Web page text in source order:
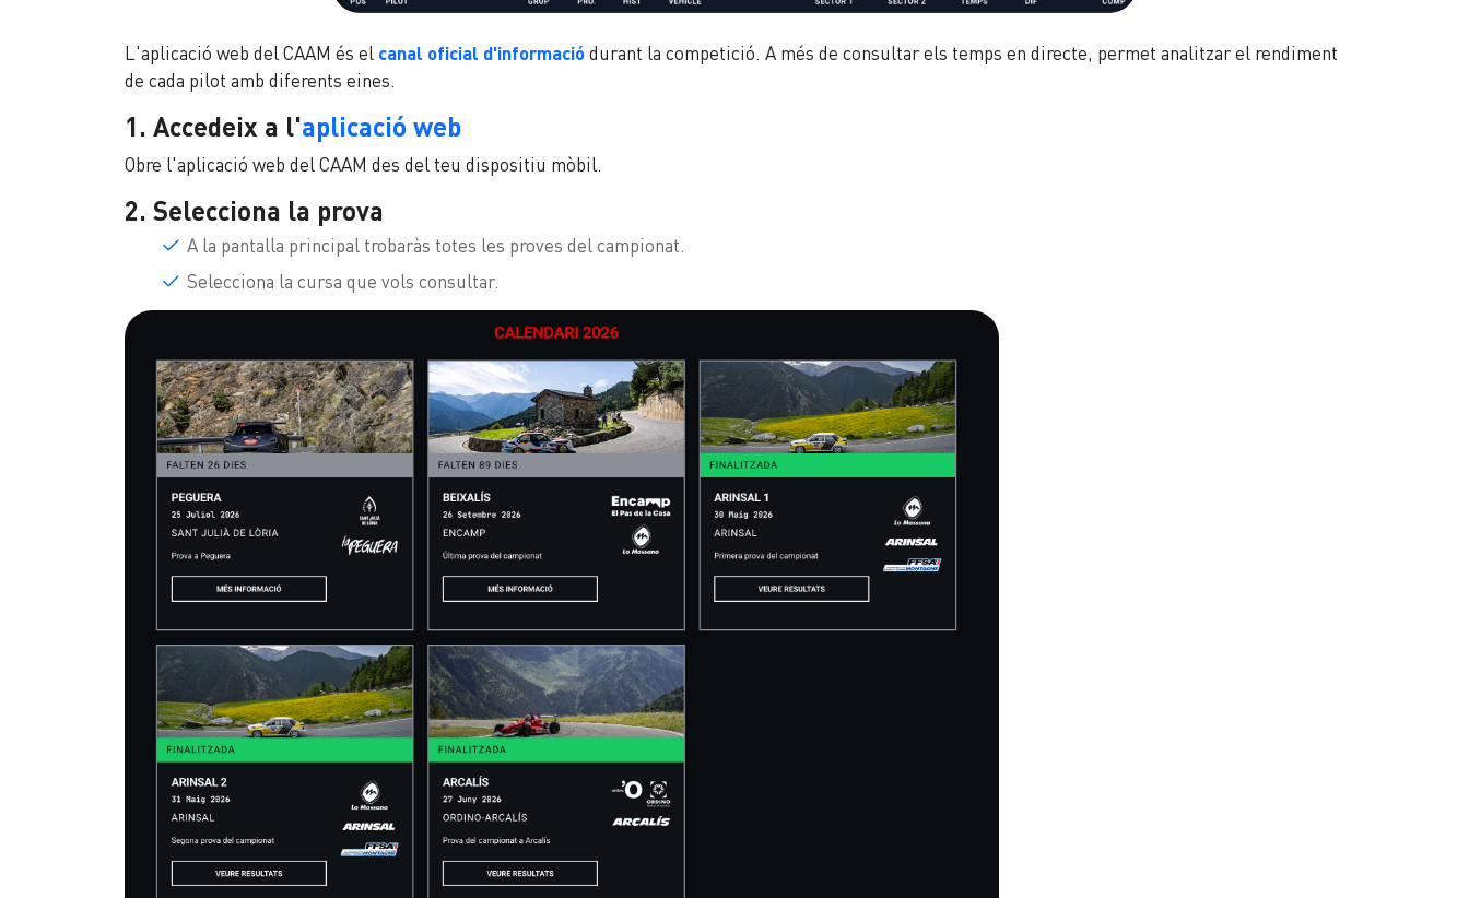
L'aplicació web del CAAM és el canal oficial d'informaciódurant la competició. A més de consultar els temps en directe, permet analitzar el rendiment
de cada pilot amb diferents eines.
1. Accedeix a l'aplicació web
Obre l'aplicació web del CAAM des del teu dispositiu mòbil.
2. Selecciona la prova
A la pantalla principal trobaràs totes les proves del campionat.
Selecciona la cursa que vols consultar.